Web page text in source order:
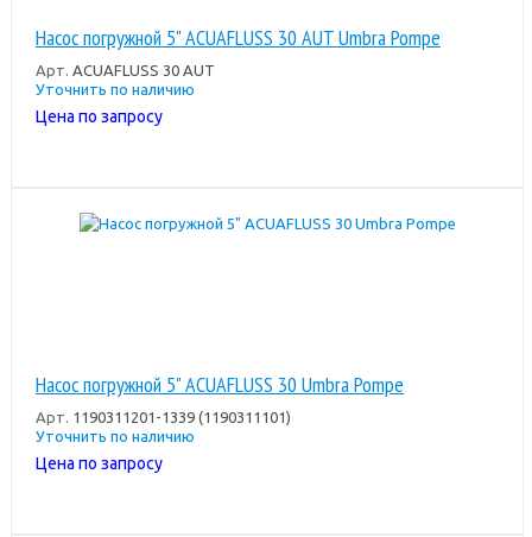
Насос погружной 5" ACUAFLUSS 30 AUT Umbra Pompe
Арт. ACUAFLUSS 30 AUT
Уточнить по наличию
Цена по запросу
Насос погружной 5" ACUAFLUSS 30 Umbra Pompe
Арт. 1190311201-1339 (1190311101)
Уточнить по наличию
Цена по запросу